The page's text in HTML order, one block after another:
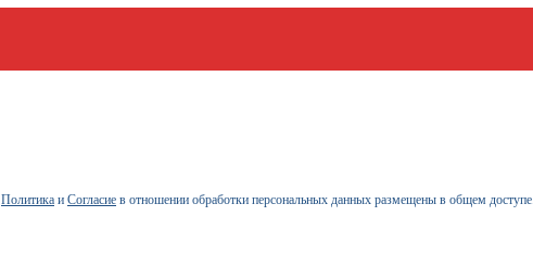
Политика и Согласие в отношении обработки персональных данных размещены в общем доступе.